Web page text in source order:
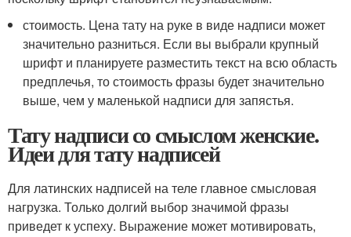
стоимость. Цена тату на руке в виде надписи может
значительно разниться. Если вы выбрали крупный
шрифт и планируете разместить текст на всю область
предплечья, то стоимость фразы будет значительно
выше, чем у маленькой надписи для запястья.
Тату надписи со смыслом женские.
Идеи для тату надписей
Для латинских надписей на теле главное смысловая
нагрузка. Только долгий выбор значимой фразы
приведет к успеху. Выражение может мотивировать,